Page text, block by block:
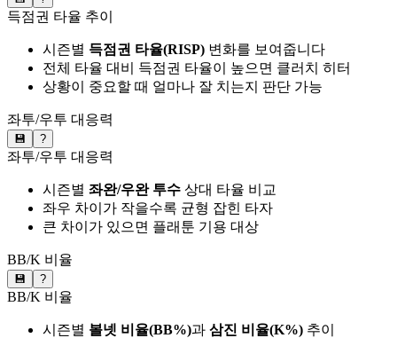
득점권 타율 추이
시즌별 득점권 타율(RISP) 변화를 보여줍니다
전체 타율 대비 득점권 타율이 높으면 클러치 히터
상황이 중요할 때 얼마나 잘 치는지 판단 가능
좌투/우투 대응력
💾 ?
좌투/우투 대응력
시즌별 좌완/우완 투수 상대 타율 비교
좌우 차이가 작을수록 균형 잡힌 타자
큰 차이가 있으면 플래툰 기용 대상
BB/K 비율
💾 ?
BB/K 비율
시즌별 볼넷 비율(BB%)과 삼진 비율(K%) 추이